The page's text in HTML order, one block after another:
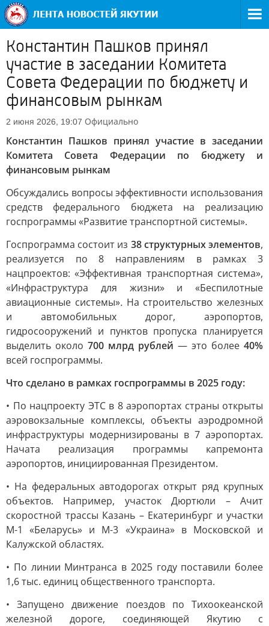
Константин Пашков принял
участие в заседании Комитета
Совета Федерации по бюджету и
финансовым рынкам
2 июня 2026, 19:07 Официально
Константин Пашков принял участие в заседании
Комитета Совета Федерации по бюджету и
финансовым рынкам
Обсуждались вопросы эффективности использования
средств федерального бюджета на реализацию
госпрограммы «Развитие транспортной системы».
Госпрограмма состоит из 38 структурных элементов,
реализуется по 8 направлениям в рамках 3
нацпроектов: «Эффективная транспортная система»,
«Инфраструктура для жизни» и «Беспилотные
авиационные системы». На строительство железных
и автомобильных дорог, аэропортов,
гидросооружений и пунктов пропуска планируется
выделить около 700 млрд рублей — это более 40%
всей госпрограммы.
Что сделано в рамках госпрограммы в 2025 году:
• По нацпроекту ЭТС в 8 аэропортах страны открыты
аэровокзальные комплексы, объекты аэродромной
инфраструктуры модернизированы в 7 аэропортах.
Начата реализация программы капремонта
аэропортов, инициированная Президентом.
• На федеральных автодорогах открыт ряд крупных
объектов. Например, участок Дюртюли – Ачит
скоростной трассы Казань – Екатеринбург и участки
М-1 «Беларусь» и М-3 «Украина» в Московской и
Калужской областях.
• По линии Минтранса в 2025 году поставили более
1,6 тыс. единиц общественного транспорта.
• Запущено движение поездов по Тихоокеанской
железной дороге, соединяющей Якутию с